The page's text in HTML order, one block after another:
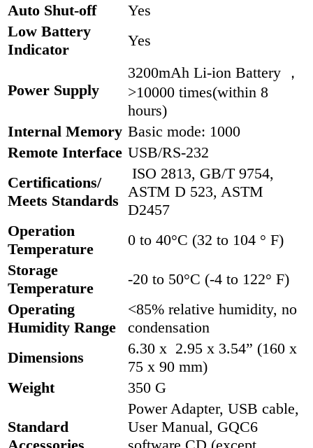
Auto Shut-off
Yes
Low Battery
Indicator
Yes
Power Supply
3200mAh Li-ion Battery ，
>10000 times(within 8
hours)
Internal Memory Basic mode: 1000
Remote Interface USB/RS-232
Certifications/
Meets Standards
ISO 2813, GB/T 9754,
ASTM D 523, ASTM
D2457
Operation
Temperature
0 to 40°C (32 to 104 ° F)
Storage
Temperature
-20 to 50°C (-4 to 122° F)
Operating
Humidity Range
<85% relative humidity, no
condensation
Dimensions
6.30 x 2.95 x 3.54” (160 x
75 x 90 mm)
Weight
350 G
Standard
Power Adapter, USB cable,
User Manual, GQC6